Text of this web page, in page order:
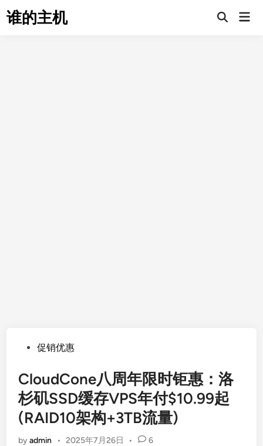
to谁的主机
Open
Posted促销优惠
CloudCone八周年限时钜惠：洛
杉矶SSD缓存VPS年付$10.99起
(RAID10架构+3TB流量)
byadmin • 2025年7月26日 • 6